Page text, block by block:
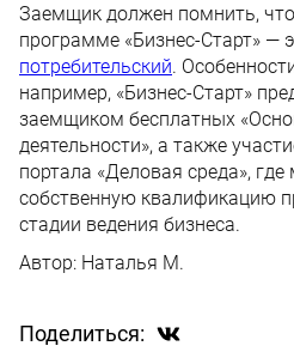
Заемщик должен помнить,
программе «Бизнес-Старт» —
потребительский.
например, «Бизнес-Старт»
заемщиком бесплатных
деятельности», а также
портала «Деловая среда»,
собственную квалификацию
стадии ведения бизнеса.
Автор: Наталья М.
Поделиться: